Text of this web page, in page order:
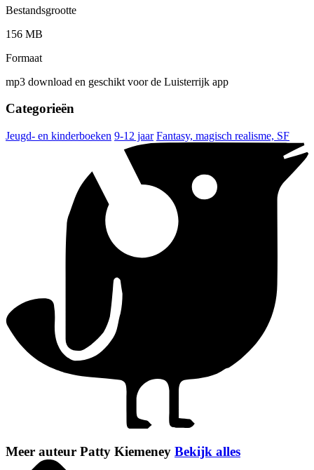
Bestandsgrootte
156 MB
Formaat
mp3 download en geschikt voor de Luisterrijk app
Categorieën
Jeugd- en kinderboeken 9-12 jaar Fantasy, magisch realisme, SF
Meer auteur Patty Kiemeney Bekijk alles